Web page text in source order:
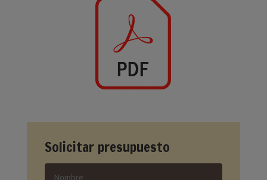
Solicitar presupuesto